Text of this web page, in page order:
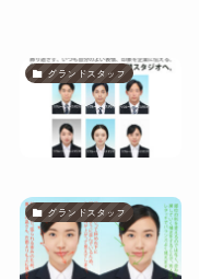
グランドスタッフ
グランドスタッフ